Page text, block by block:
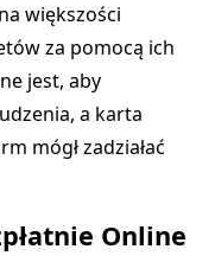
większości
za pomocą ich
jest, aby
a karta
mógł zadziałać
Online